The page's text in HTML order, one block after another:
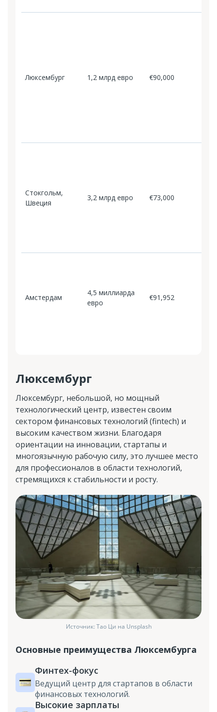
Люксембург 1,2 млрд евро €90,000
Стокгольм,
Швеция
3,2 млрд евро €73,000
Амстердам
4,5 миллиарда
евро
€91,952
Люксембург
Люксембург, небольшой, но мощный
технологический центр, известен своим
сектором финансовых технологий (fintech) и
высоким качеством жизни. Благодаря
ориентации на инновации, стартапы и
многоязычную рабочую силу, это лучшее место
для профессионалов в области технологий,
стремящихся к стабильности и росту.
Источник: Тао Ци на Unsplash
Основные преимущества Люксембурга
Финтех-фокус
Ведущий центр для стартапов в области
финансовых технологий.
Высокие зарплаты